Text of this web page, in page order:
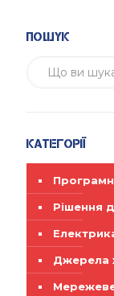
Пошук
Категорії
Рішення
Джерела